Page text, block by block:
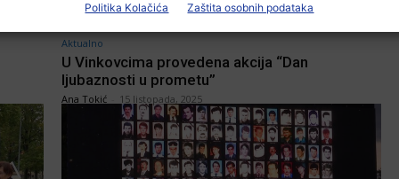
Politika Kolačića Zaštita osobnih podataka
Aktualno
U Vinkovcima provedena akcija “Dan
ljubaznosti u prometu”
Ana Tokić 15 listopada, 2025